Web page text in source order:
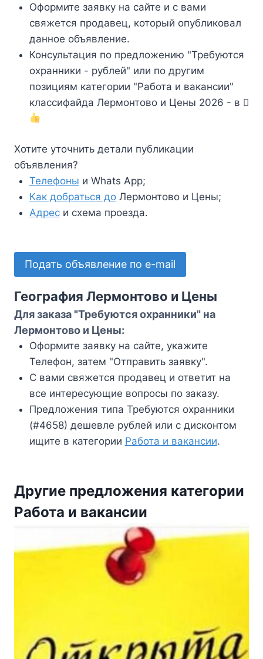
Оформите заявку на сайте и с вами
свяжется продавец, который опубликовал
данное объявление.
Консультация по предложению "Требуются
охранники - рублей" или по другим
позициям категории "Работа и вакансии"
классифайда Лермонтово и Цены 2026 - в
Хотите уточнить детали публикации
объявления?
Телефоны и Whats App;
Как добраться доЛермонтово и Цены;
Адреси схема проезда.
Подать объявление по e-mail
География Лермонтово и Цены
Для заказа "Требуются охранники" на
Лермонтово и Цены:
Оформите заявку на сайте, укажите
Телефон, затем "Отправить заявку".
С вами свяжется продавец и ответит на
все интересующие вопросы по заказу.
Предложения типа Требуются охранники
(#4658) дешевле рублей или с дисконтом
ищите в категории Работа и вакансии.
Другие предложения категории
Работа и вакансии